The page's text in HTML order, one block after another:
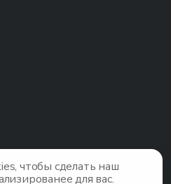
Коммунальный проезд
чтобы сделать наш
для вас.